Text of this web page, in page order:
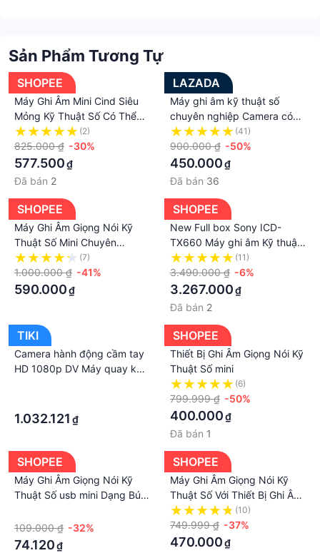
Sản Phẩm Tương Tự
SHOPEE
Máy Ghi Âm Mini Cind Siêu
Mỏng Kỹ Thuật Số Có Thể
Mang Theo Giọng Nói Hd
Khử Tiếng Ồn
(2)
825.000 ₫ -30%
577.500₫
Đã bán 2
LAZADA
Máy ghi âm kỹ thuật số
chuyên nghiệp Camera có
màn hình quay phim chụp
ảnh ghi âm chất lượng 1080
FULL HD. Bảo Hành 12
Tháng
(41)
900.000 ₫ -50%
450.000₫
Đã bán 36
SHOPEE
Máy Ghi Âm Giọng Nói Kỹ
Thuật Số Mini Chuyên
Nghiệp
(7)
1.000.000 ₫ -41%
590.000₫
SHOPEE
New Full box Sony ICD-
TX660 Máy ghi âm Kỹ thuật
số bộ nhớ 16GB(11)
3.490.000 ₫ -6%
3.267.000₫
Đã bán 2
TIKI
Camera hành động cầm tay
HD 1080p DV Máy quay kỹ
máy ảnh mini máy nghe
1.032.121 ₫
SHOPEE
Thiết Bị Ghi Âm Giọng Nói Kỹ
Thuật Số mini
(6)
799.999 ₫ -50%
400.000₫
Đã bán 1
SHOPEE
Máy Ghi Âm Giọng Nói Kỹ
Thuật Số usb mini Dạng Bút
109.000 ₫ -32%
74.120₫
SHOPEE
Máy Ghi Âm Giọng Nói Kỹ
Thuật Số Với Thiết Bị Ghi Âm
Giọng Nói Di Động Với TF Mở
Rộng Có Mật Khẩu Cho Họp
(10)
749.999 ₫ -37%
470.000₫